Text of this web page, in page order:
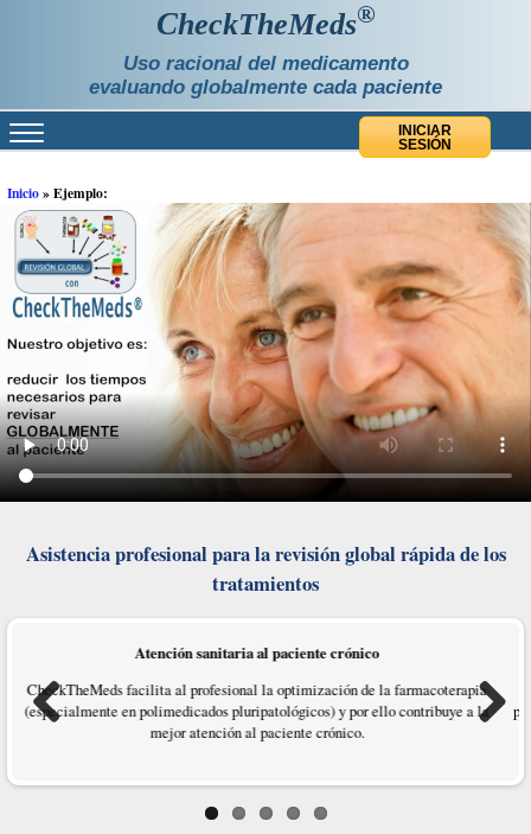
CheckTheMeds®
Uso racional del medicamento
evaluando globalmente cada paciente
INICIAR
SESIÓN
Inicio»Ejemplo:
Asistencia profesional para la revisión global rápida de los
tratamientos
Atención sanitaria al paciente crónico
CheckTheMeds facilita al profesional la optimización de la farmacoterapia
(especialmente en polimedicados pluripatológicos) y por ello contribuye a la
mejor atención al paciente crónico.